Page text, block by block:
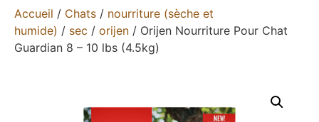
Accueil / Chats / nourriture (sèche et
humide) / sec / orijen / Orijen Nourriture Pour Chat
Guardian 8 – 10 lbs (4.5kg)